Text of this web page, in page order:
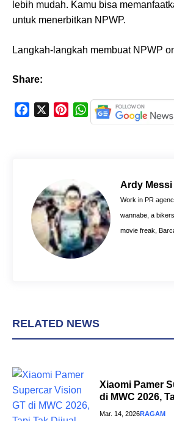
lebih mudah. Kamu bisa
untuk menerbitkan NPWP.
Langkah-langkah membuat NPWP
Share:
k
r
e
s
W
h
p
p
Ardy Messi
Work in PR
wannabe, a
movie freak,
RELATED NEWS
Xiaomi Pamer
di MWC 2026,
Mar. 14, 2026RAGAM